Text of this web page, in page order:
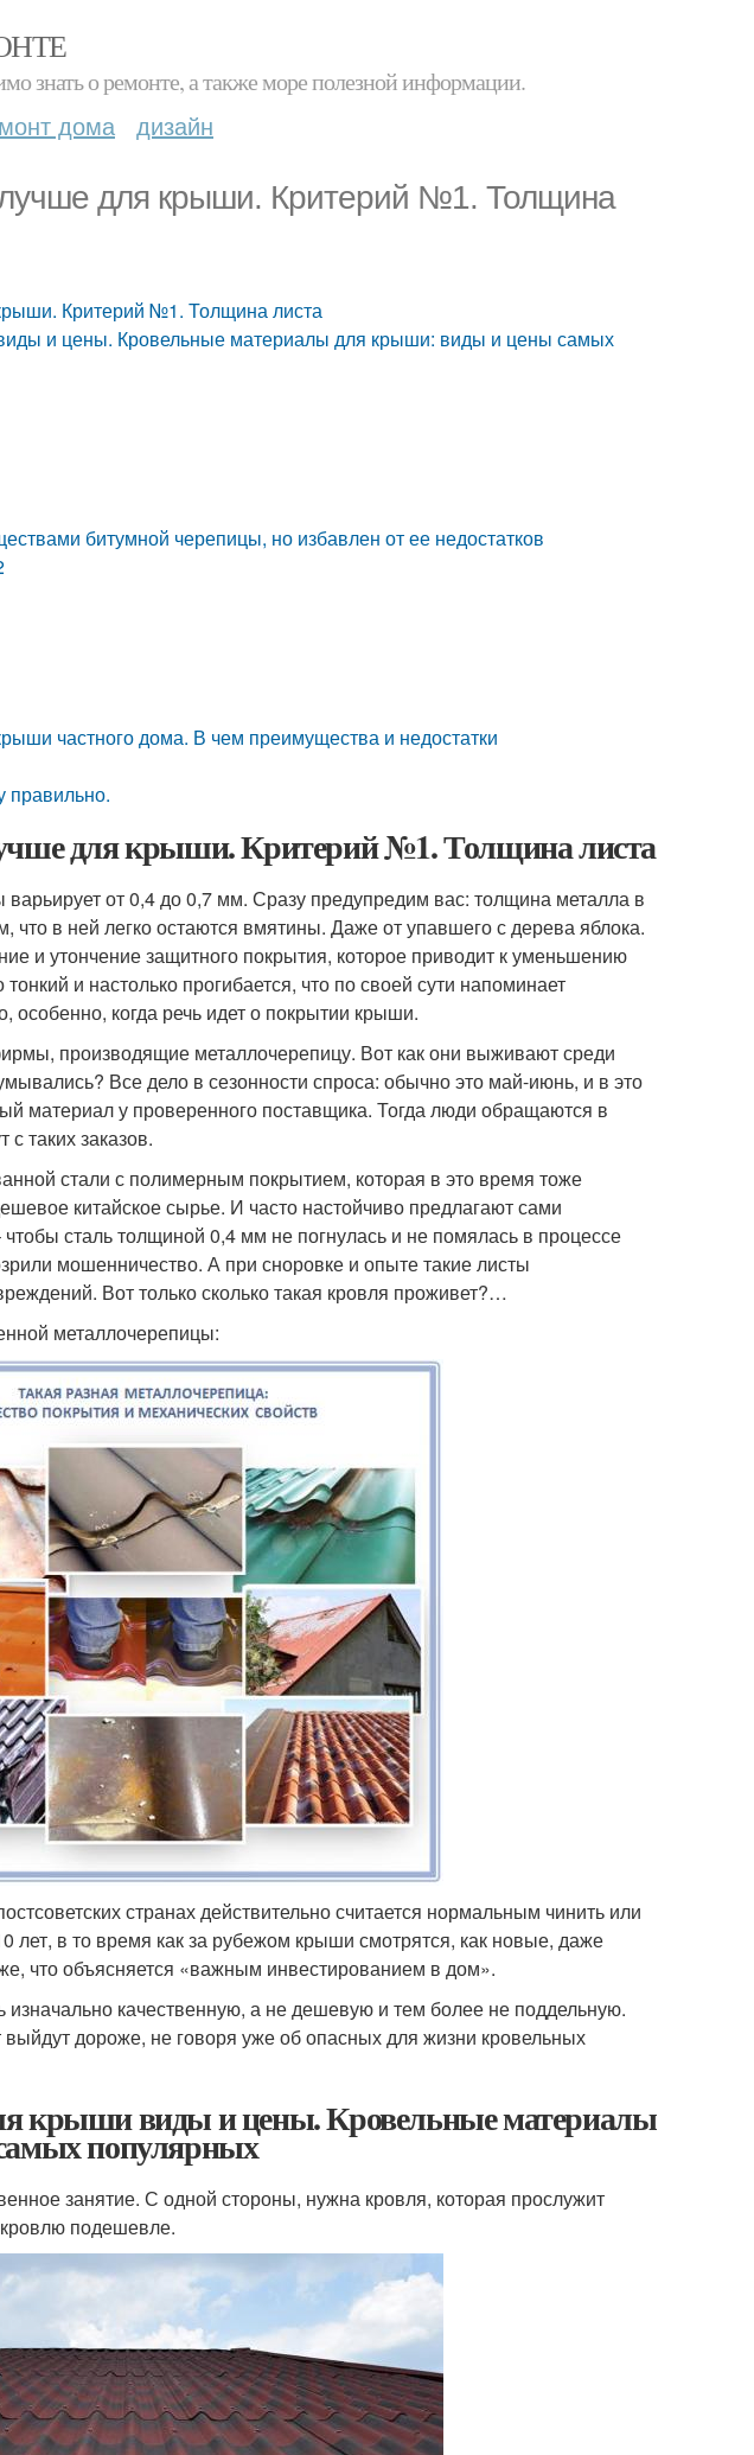
знать о ремонте, а также море полезной информации.
дома дизайн
для крыши. Критерий №1. Толщина
Критерий №1. Толщина листа
и цены. Кровельные материалы для крыши: виды и цены самых
битумной черепицы, но избавлен от ее недостатков
частного дома. В чем преимущества и недостатки
правильно.
для крыши. Критерий №1. Толщина листа
от 0,4 до 0,7 мм. Сразу предупредим вас: толщина металла в
в ней легко остаются вмятины. Даже от упавшего с дерева яблока.
и утончение защитного покрытия, которое приводит к уменьшению
и настолько прогибается, что по своей сути напоминает
особенно, когда речь идет о покрытии крыши.
производящие металлочерепицу. Вот как они выживают среди
Все дело в сезонности спроса: обычно это май-июнь, и в это
материал у проверенного поставщика. Тогда люди обращаются в
таких заказов.
стали с полимерным покрытием, которая в это время тоже
китайское сырье. И часто настойчиво предлагают сами
сталь толщиной 0,4 мм не погнулась и не помялась в процессе
мошенничество. А при сноровке и опыте такие листы
Вот только сколько такая кровля проживет?…
металлочерепицы:
странах действительно считается нормальным чинить или
лет, в то время как за рубежом крыши смотрятся, как новые, даже
что объясняется «важным инвестированием в дом».
изначально качественную, а не дешевую и тем более не поддельную.
выйдут дороже, не говоря уже об опасных для жизни кровельных
крыши виды и цены. Кровельные материалы
популярных
занятие. С одной стороны, нужна кровля, которая прослужит
кровлю подешевле.